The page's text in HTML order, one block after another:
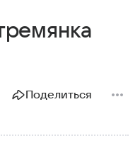
Поделиться